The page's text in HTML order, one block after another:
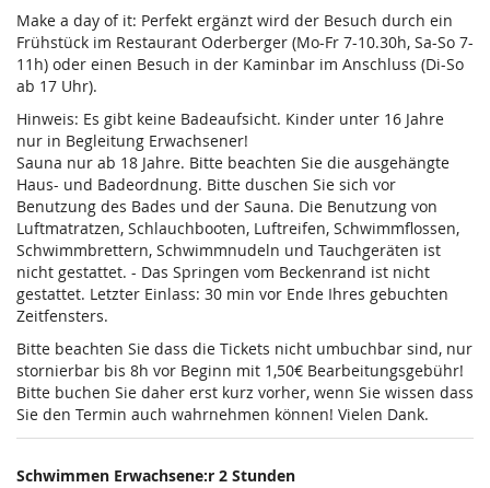
Make a day of it: Perfekt ergänzt wird der Besuch durch ein
Frühstück im Restaurant Oderberger (Mo-Fr 7-10.30h, Sa-So 7-
11h) oder einen Besuch in der Kaminbar im Anschluss (Di-So
ab 17 Uhr).
Hinweis: Es gibt keine Badeaufsicht. Kinder unter 16 Jahre
nur in Begleitung Erwachsener!
Sauna nur ab 18 Jahre. Bitte beachten Sie die ausgehängte
Haus- und Badeordnung. Bitte duschen Sie sich vor
Benutzung des Bades und der Sauna. Die Benutzung von
Luftmatratzen, Schlauchbooten, Luftreifen, Schwimmflossen,
Schwimmbrettern, Schwimmnudeln und Tauchgeräten ist
nicht gestattet. - Das Springen vom Beckenrand ist nicht
gestattet. Letzter Einlass: 30 min vor Ende Ihres gebuchten
Zeitfensters.
Bitte beachten Sie dass die Tickets nicht umbuchbar sind, nur
stornierbar bis 8h vor Beginn mit 1,50€ Bearbeitungsgebühr!
Bitte buchen Sie daher erst kurz vorher, wenn Sie wissen dass
Sie den Termin auch wahrnehmen können! Vielen Dank.
Schwimmen Erwachsene:r 2 Stunden